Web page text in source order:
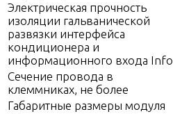
Электрическая прочность
изоляции гальванической
развязки интерфейса
кондиционера и
информационного входа Info
Сечение провода в
клеммниках, не более
Габаритные размеры модуля